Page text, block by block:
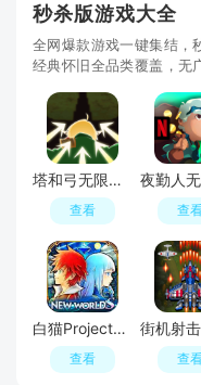
秒杀版游戏大全
全网爆款游戏一键集结，
经典怀旧全品类覆盖，无
塔和弓无限金币钻石破解版
查看 查
白猫Project内置菜单破解版
查看 查